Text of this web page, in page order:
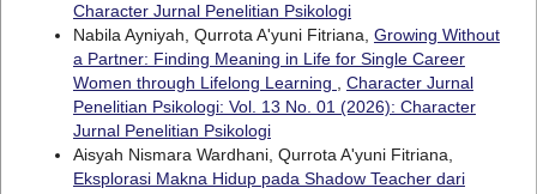
Character Jurnal Penelitian Psikologi
Nabila Ayniyah, Qurrota A'yuni Fitriana, Growing Without
a Partner: Finding Meaning in Life for Single Career
Women through Lifelong Learning , Character Jurnal
Penelitian Psikologi: Vol. 13 No. 01 (2026): Character
Jurnal Penelitian Psikologi
Aisyah Nismara Wardhani, Qurrota A'yuni Fitriana,
Eksplorasi Makna Hidup pada Shadow Teacher dari